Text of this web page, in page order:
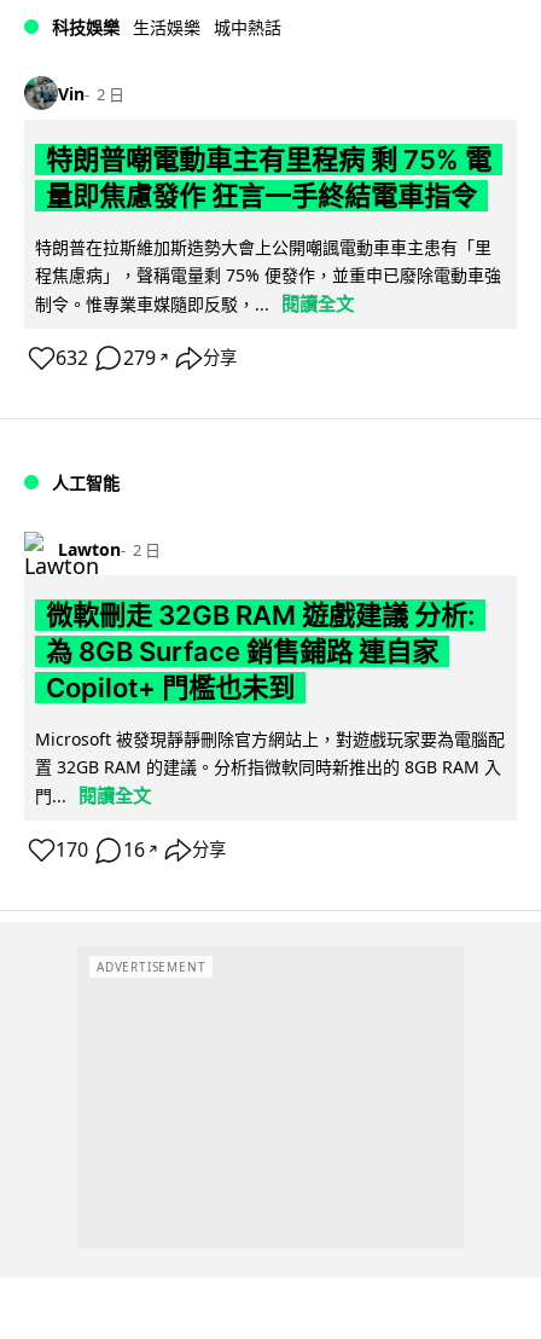
科技娛樂 生活娛樂 城中熱話
Vin 2 日
特朗普嘲電動車主有里程病 剩 75% 電
量即焦慮發作 狂言一手終結電車指令
特朗普在拉斯維加斯造勢大會上公開嘲諷電動車車主患有「里
程焦慮病」，聲稱電量剩 75% 便發作，並重申已廢除電動車強
制令。惟專業車媒隨即反駁，...
閱讀全文
632 279 ↗ 分享
人工智能
Lawton 2 日
微軟刪走 32GB RAM 遊戲建議 分析:
為 8GB Surface 銷售鋪路 連自家
Copilot+ 門檻也未到
Microsoft 被發現靜靜刪除官方網站上，對遊戲玩家要為電腦配
置 32GB RAM 的建議。分析指微軟同時新推出的 8GB RAM 入
門...
閱讀全文
170 16 ↗ 分享
ADVERTISEMENT